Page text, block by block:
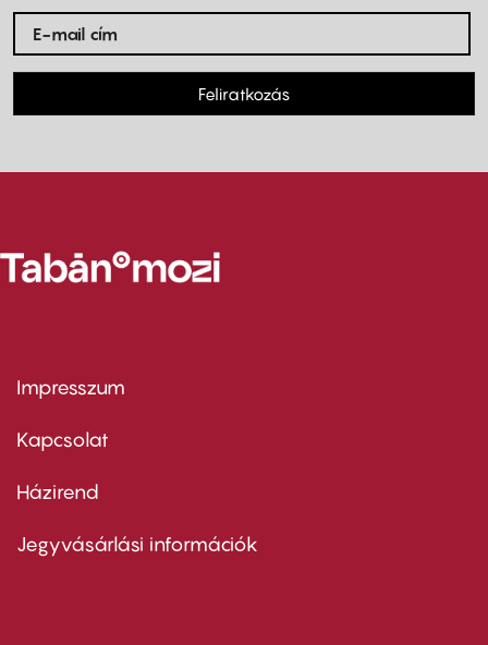
Feliratkozás
Footer
first
Impresszum
Kapcsolat
Footer
second
Házirend
Jegyvásárlási információk